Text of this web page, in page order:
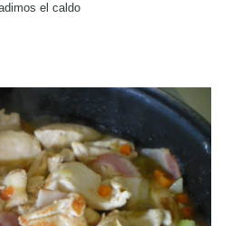
el caldo